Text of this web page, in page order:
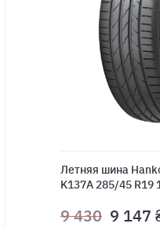
Летняя шина
K137A 285/45 R19
9 430 9 147